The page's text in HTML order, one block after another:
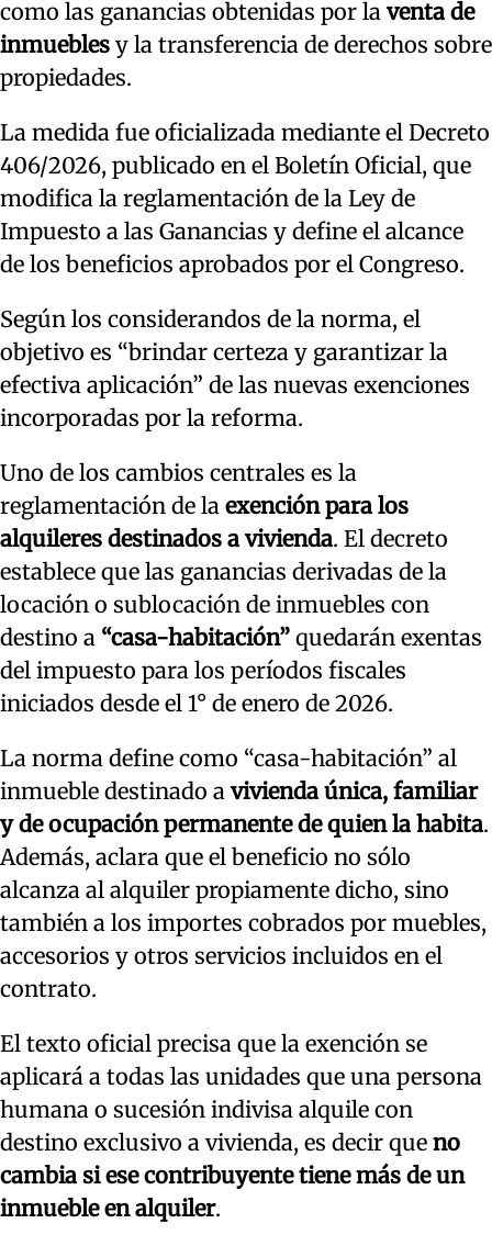
como las ganancias obtenidas por la venta de
inmuebles y la transferencia de derechos sobre
propiedades.
La medida fue oficializada mediante el Decreto
406/2026, publicado en el Boletín Oficial, que
modifica la reglamentación de la Ley de
Impuesto a las Ganancias y define el alcance
de los beneficios aprobados por el Congreso.
Según los considerandos de la norma, el
objetivo es “brindar certeza y garantizar la
efectiva aplicación” de las nuevas exenciones
incorporadas por la reforma.
Uno de los cambios centrales es la
reglamentación de la exención para los
alquileres destinados a vivienda. El decreto
establece que las ganancias derivadas de la
locación o sublocación de inmuebles con
destino a “casa-habitación” quedarán exentas
del impuesto para los períodos fiscales
iniciados desde el 1° de enero de 2026.
La norma define como “casa-habitación” al
inmueble destinado a vivienda única, familiar
y de ocupación permanente de quien la habita.
Además, aclara que el beneficio no sólo
alcanza al alquiler propiamente dicho, sino
también a los importes cobrados por muebles,
accesorios y otros servicios incluidos en el
contrato.
El texto oficial precisa que la exención se
aplicará a todas las unidades que una persona
humana o sucesión indivisa alquile con
destino exclusivo a vivienda, es decir que no
cambia si ese contribuyente tiene más de un
inmueble en alquiler.